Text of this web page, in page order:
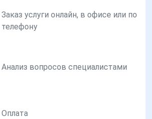
Заказ услуги онлайн, в офисе или по
телефону
Анализ вопросов специалистами
Оплата